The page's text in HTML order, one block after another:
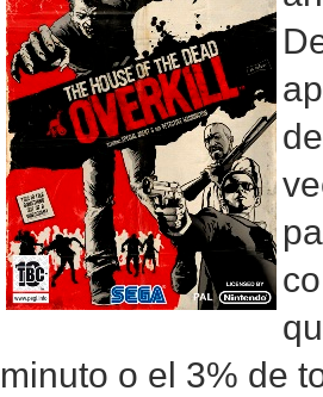
minuto o el 3% de